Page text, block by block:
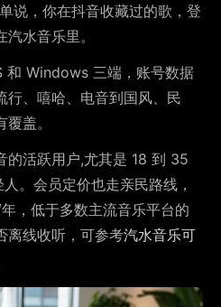
说，你在抖音收藏过的歌，登
水音乐里。
和 Windows 三端，账号数据
行、嘻哈、电音到国风、民
盖。
的活跃用户,尤其是 18 到 35
。会员定价也走亲民路线，
，低于多数主流音乐平台的
离线收听，可参考汽水音乐可